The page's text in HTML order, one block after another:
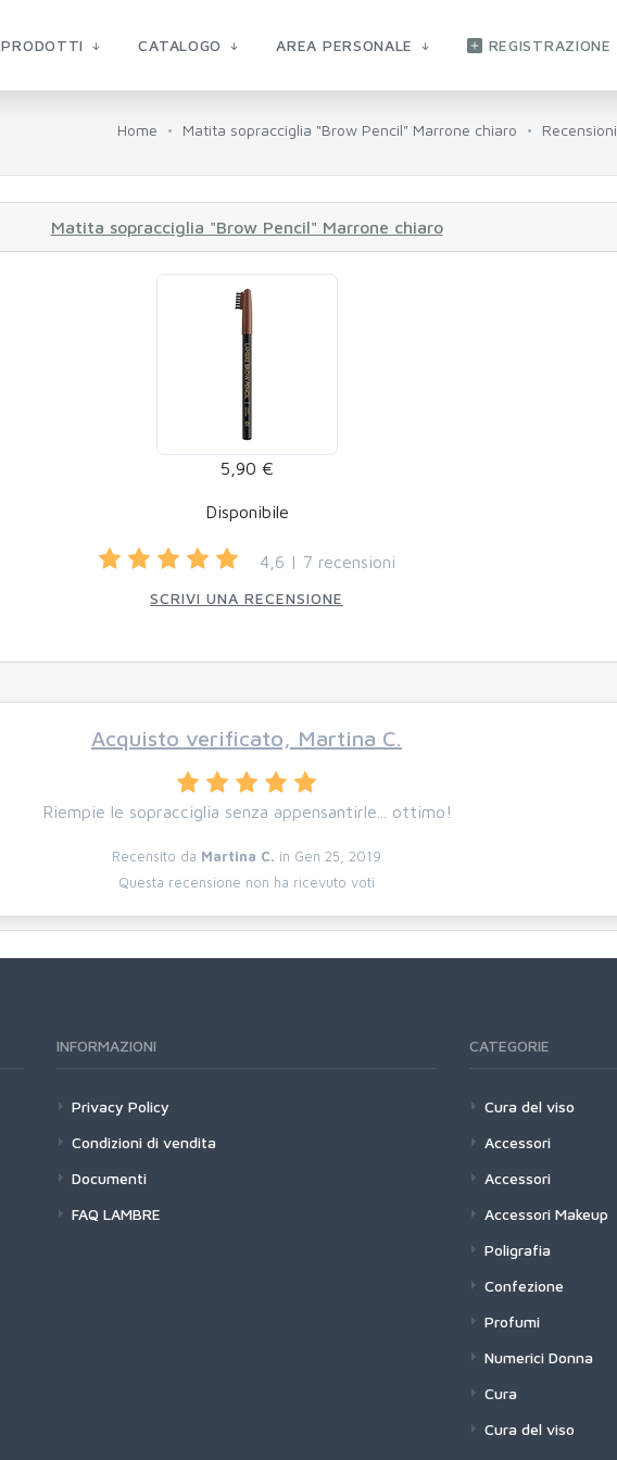
PRODOTTI CATALOGO AREA PERSONALE REGISTRAZIONE
Home Matita sopracciglia "Brow Pencil" Marrone chiaro Recensioni
Matita sopracciglia "Brow Pencil" Marrone chiaro
5,90 €
Disponibile
4,6 | 7 recensioni
SCRIVI UNA RECENSIONE
Acquisto verificato, Martina C.
Riempie le sopracciglia senza appensantirle... ottimo!
Recensito da Martina C. in Gen 25, 2019
Questa recensione non ha ricevuto voti
INFORMAZIONI
Privacy Policy
Condizioni di vendita
Documenti
FAQ LAMBRE
CATEGORIE
Cura del viso
Accessori
Accessori
Accessori Makeup
Poligrafia
Confezione
Profumi
Numerici Donna
Cura
Cura del viso